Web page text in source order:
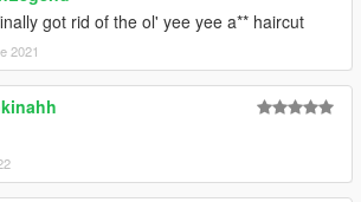
got rid of the ol' yee yee a** haircut
2021